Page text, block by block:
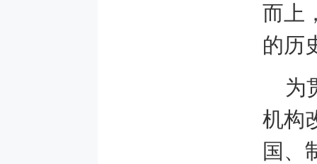
而上
的历
为
机构
国、